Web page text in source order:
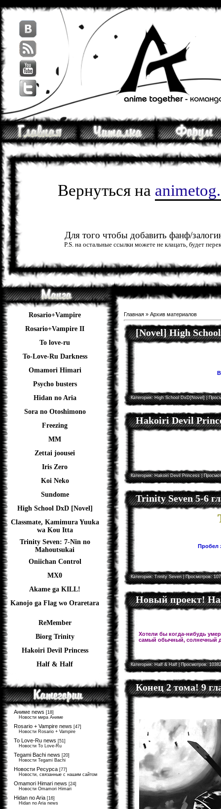
Вернуться на
Для того чтобы добавить фанф/
P.S. на остальные ссылки можете не клацать, будет
Rosario+Vampire
Rosario+Vampire II
To love-ru
To-Love-Ru Darkness
Omamori Himari
Psycho busters
Hidan no Aria
Sora no Otoshimono
Freezing
ММ
Zettai joousei
Iris Zero
Koi Neko
Sundome
High School DxD [Novel]
Classmate, Kamimura Yuuka
wa Kou Itta
Trinity Seven: 7-Nin no
Mahoutsukai
Oniichan Control
MX0
Akame ga KILL!
Kanojo ga Flag wo Oraretara
ReMember
Biorg Trinity
Hakoiri Devil Princess
Half & Half
Аниме news [18]
Новости мира Аниме
Rosario + Vampire news [47]
Новости Rosario + Vampire
To Love-Ru news [51]
Новости To Love-Ru
Tegami Bachi news [20]
Новости Tegami Bachi
Новости Ресурса [77]
Новости, связанные с нашим сайтом
Omamori Himari news [24]
Новости Omamori Himari
Hidan no Aria [16]
Hidan no Aria news
Главная » Архив материалов
[Novel] High
Категория:High School DxD[Novel]|
Hakoiri Devil
Категория:Hakoiri Devil Princess|
Trinity Seven 5-6
Пробел
Категория:Trinity Seven| Просмотров:
Новый проект!
Хотели бы когда-нибудь
самый обычный, солнечный
Категория:Half & Half| Просмотров:
Конец 2 тома! 9